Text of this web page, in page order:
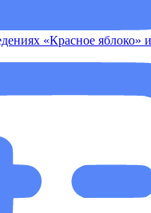
«Красное яблоко»